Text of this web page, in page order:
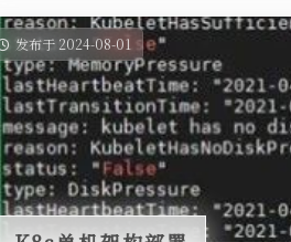
发布于 2024-08-01